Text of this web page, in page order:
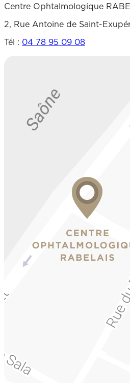
Centre Ophtalmologique
2, Rue Antoine de Saint-
Tél : 04 78 95 09 08